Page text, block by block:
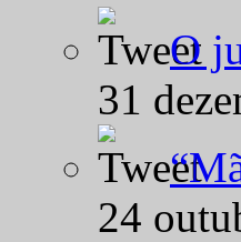
O
31
24